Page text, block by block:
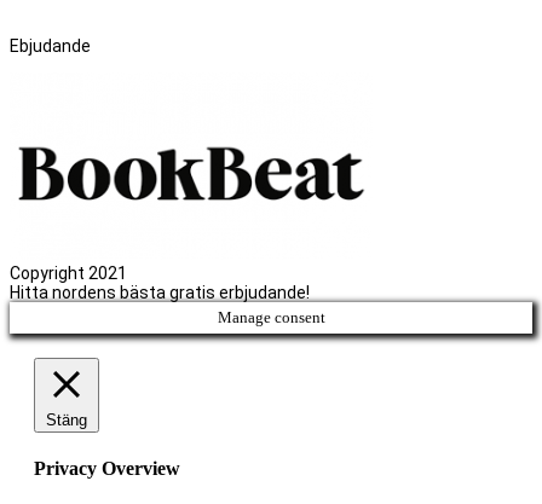
Ebjudande
Copyright 2021
Hitta nordens bästa gratis erbjudande!
Manage consent
Stäng
Privacy Overview